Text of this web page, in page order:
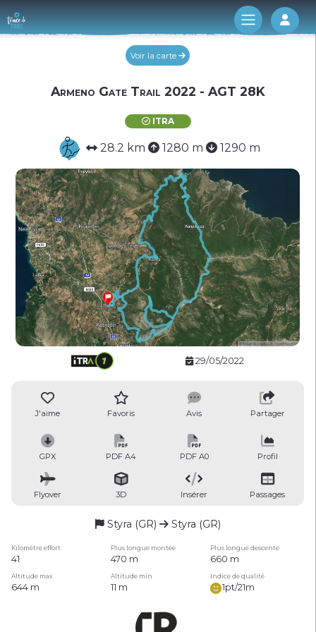
Log
Voir la carte
Armeno Gate Trail 2022 - AGT 28K
ITRA
28.2 km 1280 m 1290 m
29/05/2022
J'aime Favoris Avis Partager
GPX PDF A4 PDF A0 Profil
Flyover 3D Insérer Passages
Styra (GR) Styra (GR)
Kilomètre effort Plus longue montée Plus longue descente
41 470 m 660 m
Altitude max Altitude min Indice de qualité
644 m 11 m 1pt/21m